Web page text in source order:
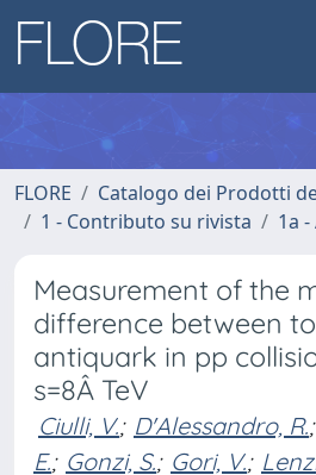
FLORE
Catalogo dei Prodotti
1 - Contributo su rivista
1a
Measurement of the
difference between
antiquark in pp
s=8Â TeV
Ciulli, V.; D'Alessandro, R.;
E.; Gonzi, S.; Gori, V.;